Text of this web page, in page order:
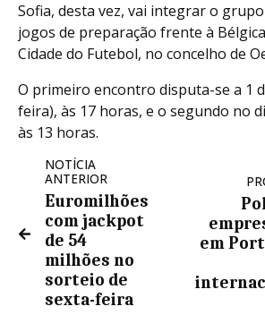
Sofia, desta vez, vai integrar o
jogos de preparação frente à
Cidade do Futebol, no concelho de
O primeiro encontro disputa-se a 1
feira), às 17 horas, e o segundo no
às 13 horas.
NOTÍCIA
ANTERIOR
Euromilhões
com jackpot
de 54
milhões no
sorteio de
sexta-feira
em